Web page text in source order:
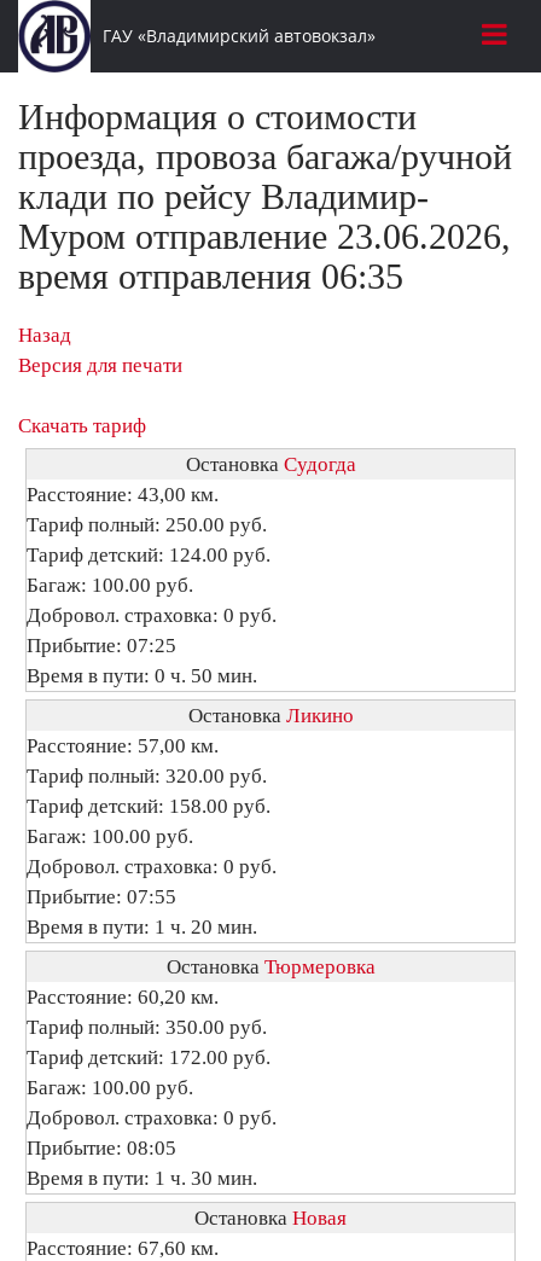
ГАУ «Владимирский автовокзал»
Информация о стоимости
проезда, провоза багажа/ручной
клади по рейсу Владимир-
Муром отправление 23.06.2026,
время отправления 06:35
Назад
Версия для печати
Скачать тариф
Остановка Судогда
Расстояние: 43,00 км.
Тариф полный: 250.00 руб.
Тариф детский: 124.00 руб.
Багаж: 100.00 руб.
Добровол. страховка: 0 руб.
Прибытие: 07:25
Время в пути: 0 ч. 50 мин.
Остановка Ликино
Расстояние: 57,00 км.
Тариф полный: 320.00 руб.
Тариф детский: 158.00 руб.
Багаж: 100.00 руб.
Добровол. страховка: 0 руб.
Прибытие: 07:55
Время в пути: 1 ч. 20 мин.
Остановка Тюрмеровка
Расстояние: 60,20 км.
Тариф полный: 350.00 руб.
Тариф детский: 172.00 руб.
Багаж: 100.00 руб.
Добровол. страховка: 0 руб.
Прибытие: 08:05
Время в пути: 1 ч. 30 мин.
Остановка Новая
Расстояние: 67,60 км.